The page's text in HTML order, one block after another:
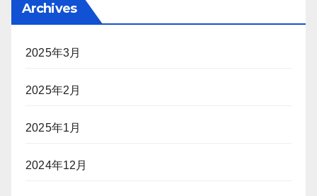
Archives
2025年3月
2025年2月
2025年1月
2024年12月